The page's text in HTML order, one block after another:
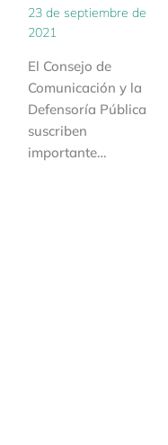
23 de septiembre de
2021
El Consejo de
Comunicación y la
Defensoría Pública
suscriben
importante…